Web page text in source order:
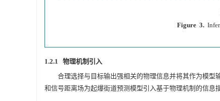
Figure 3.
1.2.1 物理机制引入
合理选择与目标输出强相关的物理信息并将其作为模
和信号距离场为起爆街道预测模型引入基于物理机制的信息